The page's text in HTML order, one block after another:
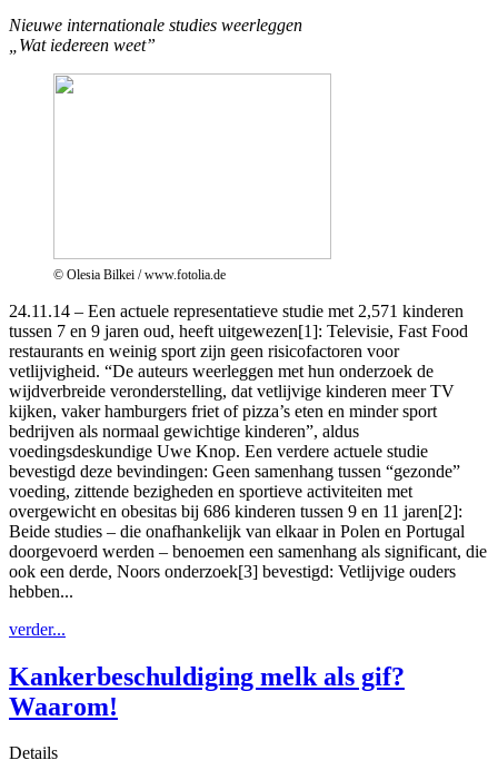
Nieuwe internationale studies weerleggen
„Wat iedereen weet”
© Olesia Bilkei / www.fotolia.de
24.11.14 – Een actuele representatieve studie met 2,571 kinderen
tussen 7 en 9 jaren oud, heeft uitgewezen[1]: Televisie, Fast Food
restaurants en weinig sport zijn geen risicofactoren voor
vetlijvigheid. “De auteurs weerleggen met hun onderzoek de
wijdverbreide veronderstelling, dat vetlijvige kinderen meer TV
kijken, vaker hamburgers friet of pizza’s eten en minder sport
bedrijven als normaal gewichtige kinderen”, aldus
voedingsdeskundige Uwe Knop. Een verdere actuele studie
bevestigd deze bevindingen: Geen samenhang tussen “gezonde”
voeding, zittende bezigheden en sportieve activiteiten met
overgewicht en obesitas bij 686 kinderen tussen 9 en 11 jaren[2]:
Beide studies – die onafhankelijk van elkaar in Polen en Portugal
doorgevoerd werden – benoemen een samenhang als significant, die
ook een derde, Noors onderzoek[3] bevestigd: Vetlijvige ouders
hebben...
verder...
Kankerbeschuldiging melk als gif?
Waarom!
Details